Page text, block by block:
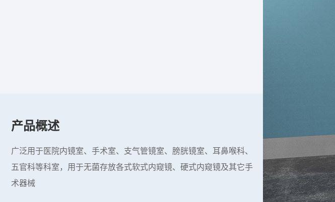
产品概述
广泛用于医院内镜室、手术室、支气管镜室、膀胱镜室、耳鼻喉科、
五官科等科室，用于无菌存放各式软式内窥镜、硬式内窥镜及其它手
术器械